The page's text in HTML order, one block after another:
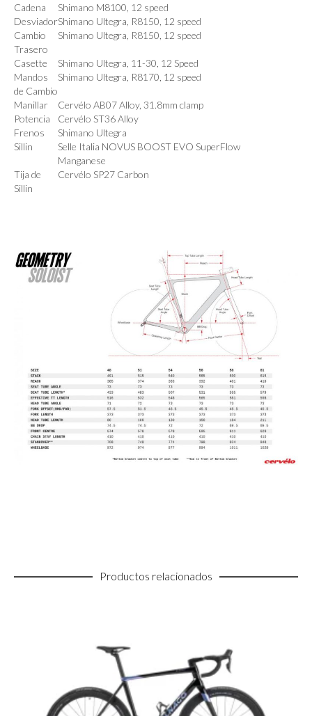
Cadena
Shimano M8100, 12 speed
DesviadorShimano Ultegra, R8150, 12 speed
Cambio
Trasero
Shimano Ultegra, R8150, 12 speed
Casette
Shimano Ultegra, 11-30, 12 Speed
Mandos
de Cambio
Shimano Ultegra, R8170, 12 speed
Manillar
Cervélo AB07 Alloy, 31.8mm clamp
Potencia
Cervélo ST36 Alloy
Frenos
Shimano Ultegra
Sillin
Selle Italia NOVUS BOOST EVO SuperFlow
Manganese
Tija de
Sillin
Cervélo SP27 Carbon
Productos relacionados